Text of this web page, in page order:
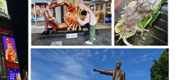
リコ
お問